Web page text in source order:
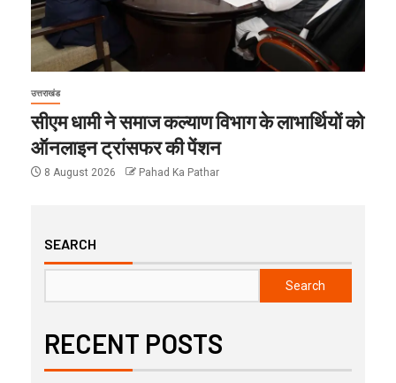
उत्तराखंड
सीएम धामी ने समाज कल्याण विभाग के लाभार्थियों को
ऑनलाइन ट्रांसफर की पेंशन
8 August 2026 Pahad Ka Pathar
SEARCH
Search
RECENT POSTS